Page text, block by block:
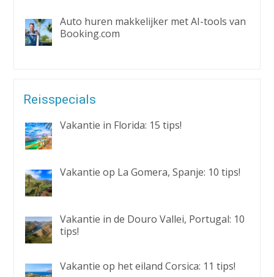
Auto huren makkelijker met AI-tools van
Booking.com
Reisspecials
Vakantie in Florida: 15 tips!
Vakantie op La Gomera, Spanje: 10 tips!
Vakantie in de Douro Vallei, Portugal: 10
tips!
Vakantie op het eiland Corsica: 11 tips!